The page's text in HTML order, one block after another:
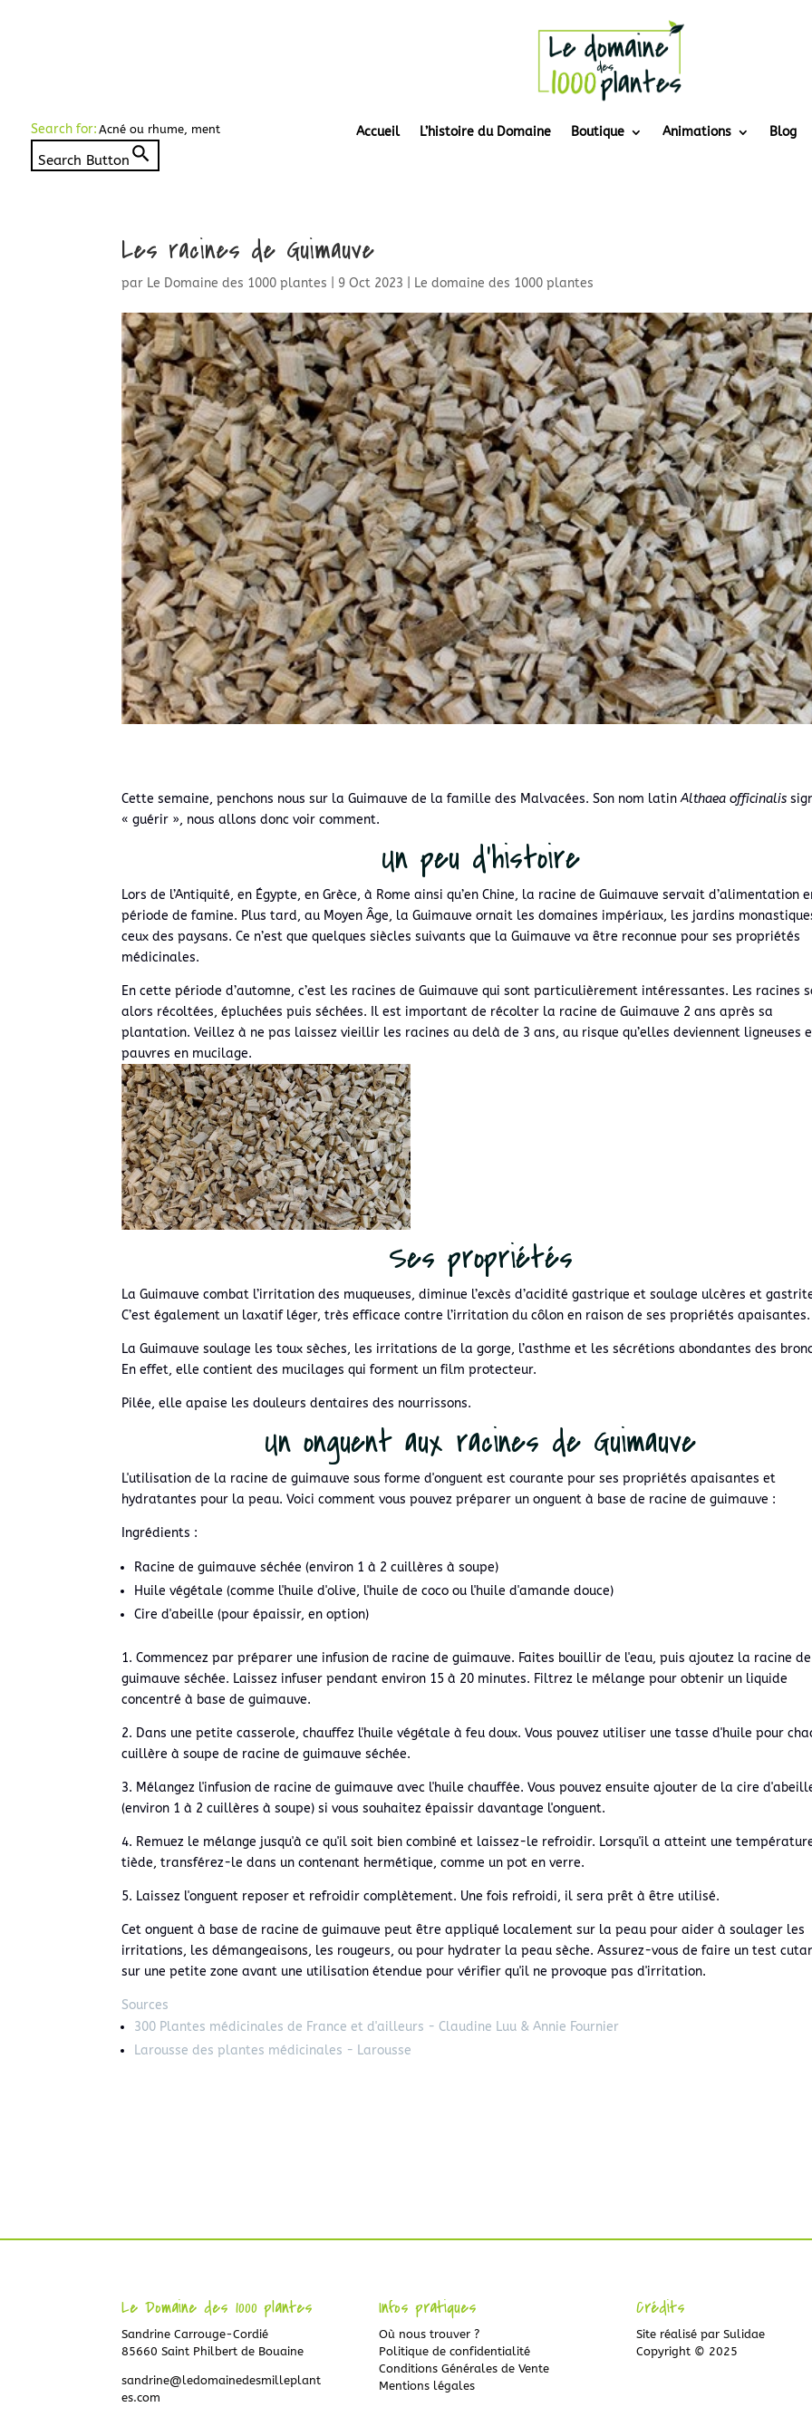
Search for:
Search Button
Accueil L’histoire du Domaine Boutique Animations Blog
Les racines de Guimauve
par Le Domaine des 1000 plantes 9 Oct 2023 Le domaine des 1000 plantes
Cette semaine, penchons nous sur la Guimauve de la famille des Malvacées. Son nom latinAlthaea officinalis
« guérir », nous allons donc voir comment.
Un peu d'histoire
Lors de l’Antiquité, en Égypte, en Grèce, à Rome ainsi qu’en Chine, la racine de Guimauve servait d’alimentation
période de famine. Plus tard, au Moyen Âge, la Guimauve ornait les domaines impériaux, les jardins
ceux des paysans. Ce n’est que quelques siècles suivants que la Guimauve va être reconnue pour ses propriétés
médicinales.
En cette période d’automne, c’est les racines de Guimauve qui sont particulièrement intéressantes. Les racines
alors récoltées, épluchées puis séchées. Il est important de récolter la racine de Guimauve 2 ans après sa
plantation. Veillez à ne pas laissez vieillir les racines au delà de 3 ans, au risque qu’elles deviennent ligneuses
pauvres en mucilage.
Ses propriétés
La Guimauve combat l’irritation des muqueuses, diminue l’excès d’acidité gastrique et soulage ulcères et
C’est également un laxatif léger, très efficace contre l’irritation du côlon en raison de ses propriétés apaisantes.
La Guimauve soulage les toux sèches, les irritations de la gorge, l’asthme et les sécrétions abondantes des
En effet, elle contient des mucilages qui forment un film protecteur.
Pilée, elle apaise les douleurs dentaires des nourrissons.
Un onguent aux racines de Guimauve
L'utilisation de la racine de guimauve sous forme d'onguent est courante pour ses propriétés apaisantes et
hydratantes pour la peau. Voici comment vous pouvez préparer un onguent à base de racine de guimauve :
Ingrédients :
Racine de guimauve séchée (environ 1 à 2 cuillères à soupe)
Huile végétale (comme l'huile d'olive, l'huile de coco ou l'huile d'amande douce)
Cire d'abeille (pour épaissir, en option)
1. Commencez par préparer une infusion de racine de guimauve. Faites bouillir de l'eau, puis ajoutez la racine de
guimauve séchée. Laissez infuser pendant environ 15 à 20 minutes. Filtrez le mélange pour obtenir un liquide
concentré à base de guimauve.
2. Dans une petite casserole, chauffez l'huile végétale à feu doux. Vous pouvez utiliser une tasse d'huile pour
cuillère à soupe de racine de guimauve séchée.
3. Mélangez l'infusion de racine de guimauve avec l'huile chauffée. Vous pouvez ensuite ajouter de la cire
(environ 1 à 2 cuillères à soupe) si vous souhaitez épaissir davantage l'onguent.
4. Remuez le mélange jusqu'à ce qu'il soit bien combiné et laissez-le refroidir. Lorsqu'il a atteint une
tiède, transférez-le dans un contenant hermétique, comme un pot en verre.
5. Laissez l'onguent reposer et refroidir complètement. Une fois refroidi, il sera prêt à être utilisé.
Cet onguent à base de racine de guimauve peut être appliqué localement sur la peau pour aider à soulager les
irritations, les démangeaisons, les rougeurs, ou pour hydrater la peau sèche. Assurez-vous de faire un test
sur une petite zone avant une utilisation étendue pour vérifier qu'il ne provoque pas d'irritation.
Sources
300 Plantes médicinales de France et d'ailleurs - Claudine Luu & Annie Fournier
Larousse des plantes médicinales - Larousse
Le Domaine des 1000 plantes
Sandrine Carrouge-Cordié
85660 Saint Philbert de Bouaine
sandrine@ledomainedesmilleplant
es.com
Infos pratiques
Où nous trouver ?
Politique de confidentialité
Conditions Générales de Vente
Mentions légales
Crédits
Site réalisé par Sulidae
Copyright © 2025